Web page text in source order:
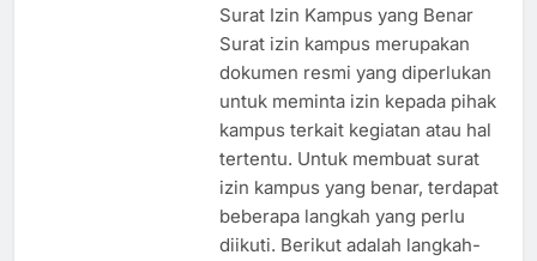
Surat Izin Kampus yang Benar
Surat izin kampus merupakan
dokumen resmi yang diperlukan
untuk meminta izin kepada pihak
kampus terkait kegiatan atau hal
tertentu. Untuk membuat surat
izin kampus yang benar, terdapat
beberapa langkah yang perlu
diikuti. Berikut adalah langkah-